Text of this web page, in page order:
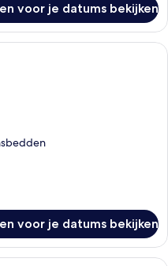
voor je datums bekijken
hotelkamer met twee bedden,
voor je datums bekijken
balkon met een tafel, twee